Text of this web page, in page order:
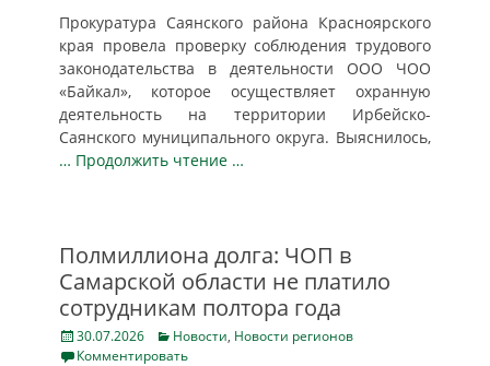
Прокуратура Саянского района Красноярского
края провела проверку соблюдения трудового
законодательства в деятельности ООО ЧОО
«Байкал», которое осуществляет охранную
деятельность на территории Ирбейско-
Саянского муниципального округа. Выяснилось,
… Продолжить чтение …
Полмиллиона долга: ЧОП в
Самарской области не платило
сотрудникам полтора года
Posted
on
30.07.2026 Categories
Новости, Новости регионов
Комментировать